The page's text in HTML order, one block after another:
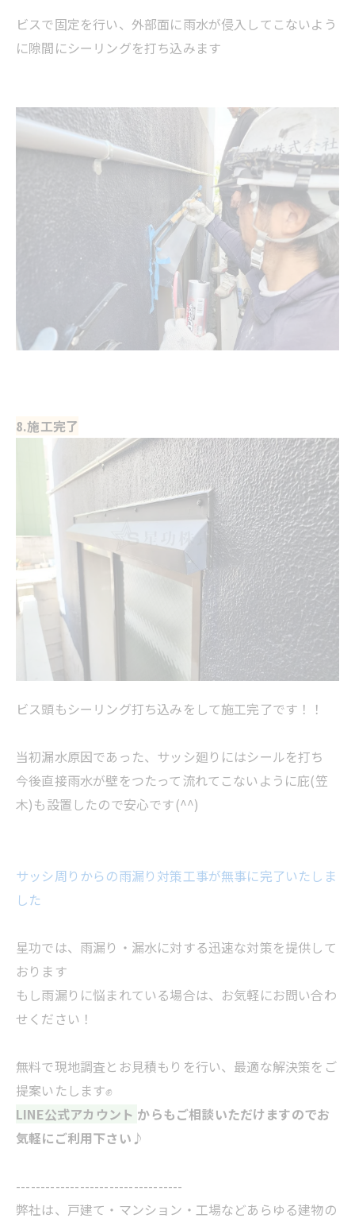
ビスで固定を行い、外部面に雨水が侵入してこないよう
に隙間にシーリングを打ち込みます
8.施工完了
ビス頭もシーリング打ち込みをして施工完了です！！
当初漏水原因であった、サッシ廻りにはシールを打ち
今後直接雨水が壁をつたって流れてこないように庇(笠
木)も設置したので安心です(^^)
サッシ周りからの雨漏り対策工事が無事に完了いたしま
した
星功では、雨漏り・漏水に対する迅速な対策を提供して
おります
もし雨漏りに悩まれている場合は、お気軽にお問い合わ
せください！
無料で現地調査とお見積もりを行い、最適な解決策をご
提案いたします✊️
LINE公式アカウント からもご相談いただけますのでお
気軽にご利用下さい♪
----------------------------------
弊社は、戸建て・マンション・工場などあらゆる建物の